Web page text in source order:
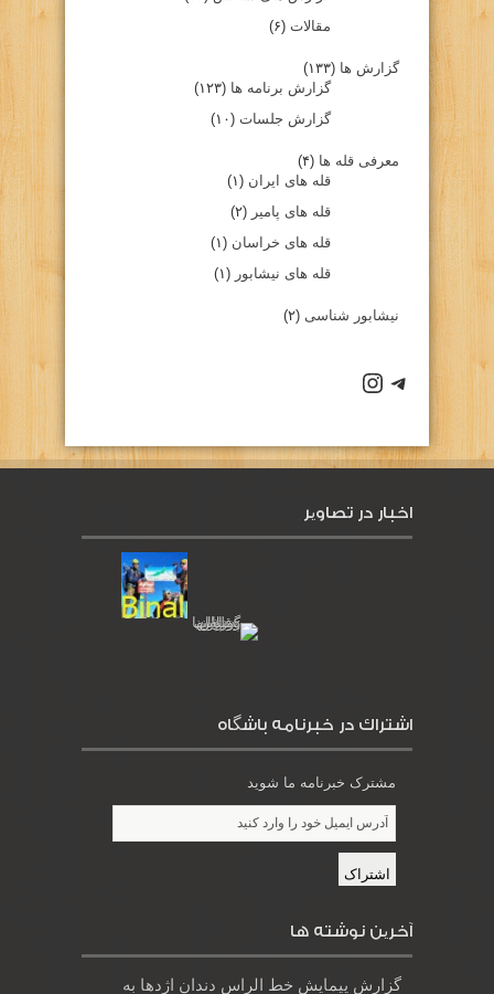
مقالات (۶)
گزارش ها (۱۳۳)
گزارش برنامه ها (۱۲۳)
گزارش جلسات (۱۰)
معرفی قله ها (۴)
قله های ایران (۱)
قله های پامیر (۲)
قله های خراسان (۱)
قله های نیشابور (۱)
نیشابور شناسی (۲)
كانال تلگرام باشگاه
صفحه اينستاگرام باشگاه
اخبار در تصاویر
اشتراك در خبرنامه باشگاه
مشترک خبرنامه ما شوید
آخرین نوشته ها
گزارش پیمایش خط الراس دندان اژدها به